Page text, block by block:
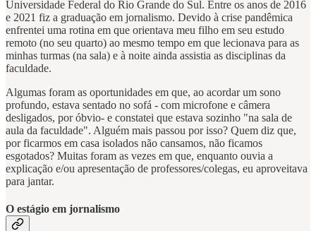
Universidade Federal do Rio Grande do Sul. Entre os anos de 2016
e 2021 fiz a graduação em jornalismo. Devido à crise pandêmica
enfrentei uma rotina em que orientava meu filho em seu estudo
remoto (no seu quarto) ao mesmo tempo em que lecionava para as
minhas turmas (na sala) e à noite ainda assistia as disciplinas da
faculdade.
Algumas foram as oportunidades em que, ao acordar um sono
profundo, estava sentado no sofá - com microfone e câmera
desligados, por óbvio- e constatei que estava sozinho "na sala de
aula da faculdade". Alguém mais passou por isso? Quem diz que,
por ficarmos em casa isolados não cansamos, não ficamos
esgotados? Muitas foram as vezes em que, enquanto ouvia a
explicação e/ou apresentação de professores/colegas, eu aproveitava
para jantar.
O estágio em jornalismo